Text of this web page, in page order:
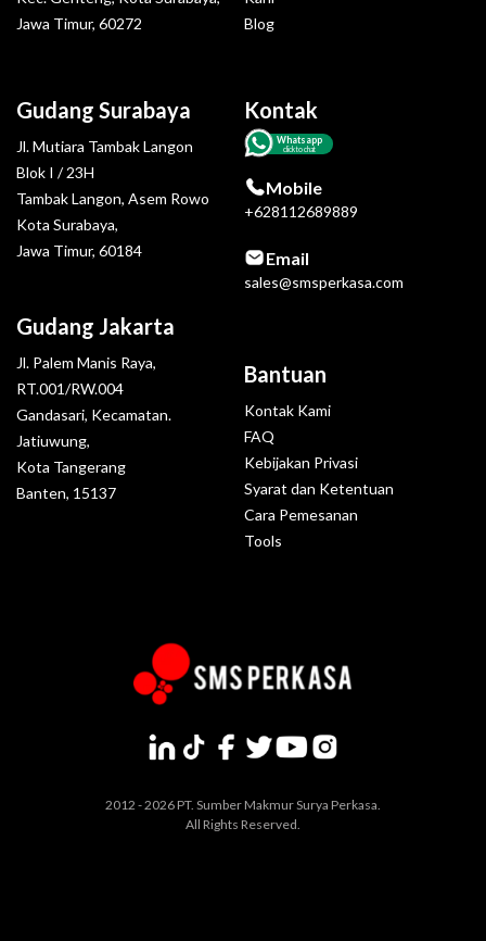
Gudang Surabaya
Jl. Mutiara Tambak Langon
Blok I / 23H
Tambak Langon, Asem Rowo
Kota Surabaya,
Jawa Timur, 60184
Gudang Jakarta
Jl. Palem Manis Raya,
RT.001/RW.004
Gandasari, Kecamatan.
Jatiuwung,
Kota Tangerang
Banten, 15137
Jawa Timur, 60272
Kontak
Whatsapp
click to chat
Mobile
+628112689889
Email
sales@smsperkasa.com
Blog
Bantuan
Kontak Kami
FAQ
Kebijakan Privasi
Syarat dan Ketentuan
Cara Pemesanan
Tools
2012 - 2026 PT. Sumber Makmur Surya Perkasa.
All Rights Reserved.